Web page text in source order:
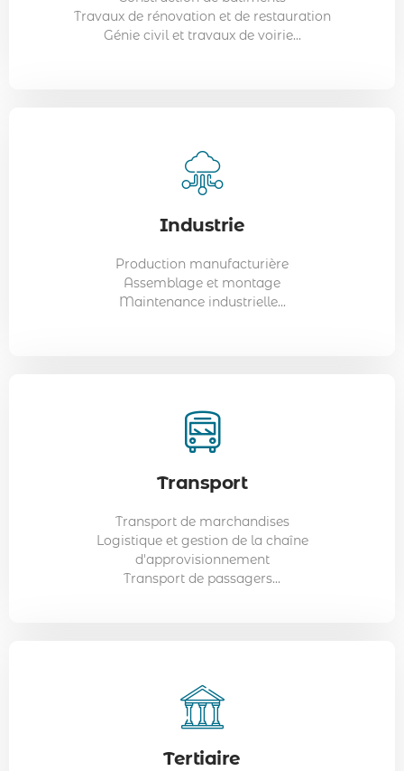
Travaux de rénovation et de restauration
Génie civil et travaux de voirie...
Industrie
Production manufacturière
Assemblage et montage
Maintenance industrielle...
Ingénieurs en production
Superviseurs de ligne...
Transport
Transport de marchandises
Logistique et gestion de la chaîne
d'approvisionnement
Transport de passagers...
Transport
Exemples de métiers :
Gestionnaires de flotte
Agents logistiques
Conducteurs de transport en commun...
Tertiaire
Exemples de métiers :
Assistants administratifs
Comptables
Consultants IT
Responsables des ressources humaines...